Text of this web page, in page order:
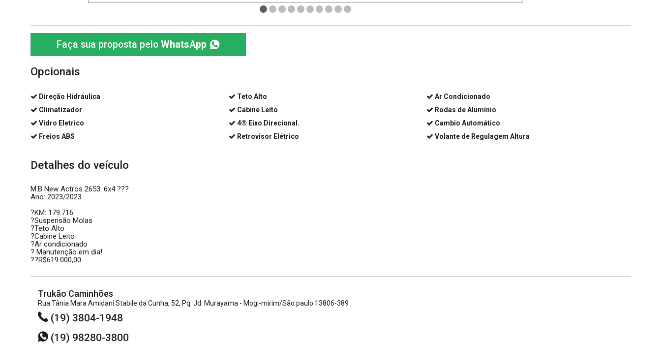
Faça sua proposta pelo WhatsApp
Opcionais
Direção Hidráulica Teto Alto
Ar Condicionado
Climatizador
Cabine Leito
Rodas de Alumínio
Vidro Eletrico
4® Eixo Direcional.
Cambio Automático
Freios ABS
Retrovisor Elétrico Volante de Regulagem Altura
Detalhes do veículo
M.B New Actros 2653. 6x4 ???
Ano: 2023/2023
?KM: 179.716
?Suspensão Molas
?Teto Alto
?Cabine Leito
?Ar condicionado
? Manutenção em dia!
??R$619.000,00
Trukão Caminhões
Rua Tânia Mara Amidani Stabile da Cunha, 52, Pq. Jd. Murayama - Mogi-mirim/São paulo 13806-389
(19) 3804-1948
(19) 98280-3800